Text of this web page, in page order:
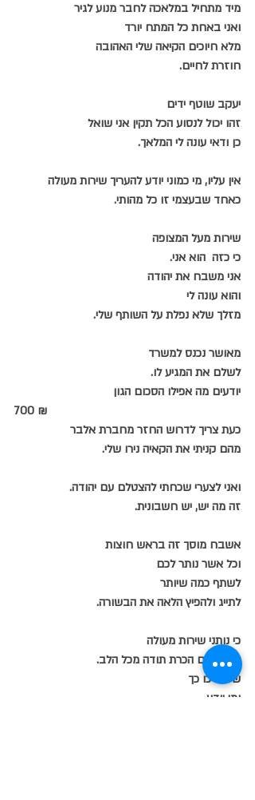
מיד מתחיל במלאכה לחבר מנוע לגיר
ואני באחת כל המתח יורד
מלא חיוכים הקיאה שלי האהובה
חוזרת לחיים.
יעקב שוטף ידים
זהו יכול לנסוע הכל תקין אני שואל
כן ודאי עונה לי המלאך.
אין עליו, מי כמוני יודע להעריך שירות מעולה
כאחד שבעצמי זו כל מהותי.
שירות מעל המצופה
כי כזה  הוא אני.
אני משבח את יהודה
והוא עונה לי
מזלך שלא נפלת על השותף שלי.
מאושר נכנס למשרד
לשלם את המגיע לו.
יודעים מה אפילו הסכום הגון
700 ₪
כעת צריך לדרוש החזר מחברת אלבר
מהם קניתי את הקאיה נירו שלי.
ואני לצערי שכחתי להצטלם עם יהודה.
זה מה יש, יש חשבונית.
אשבח מוסך זה בראש חוצות
וכל אשר נותר לכם
לשתף כמה שיותר
לתייג ולהפיץ הלאה את הבשורה.
כי נותני שירות מעולה
מגיע להם הכרת תודה מכל הלב.
שימשיכו כך
ומי יודע